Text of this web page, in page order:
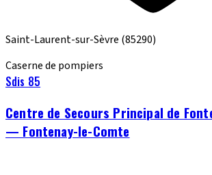
Saint-Laurent-sur-Sèvre (85290)
Caserne de pompiers
Sdis 85
Centre de Secours Principal de
— Fontenay-le-Comte